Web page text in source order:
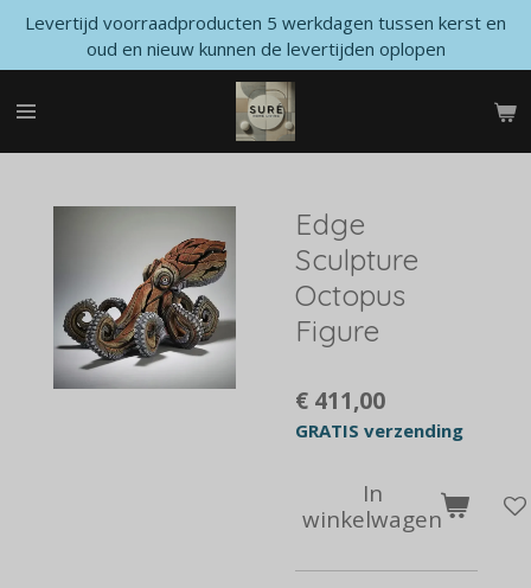
Ga
naar
de
Levertijd voorraadproducten 5 werkdagen tussen kerst en
oud en nieuw kunnen de levertijden oplopen
Edge
Sculpture
Octopus
Figure
€ 411,00
GRATIS verzending
In
winkelwagen